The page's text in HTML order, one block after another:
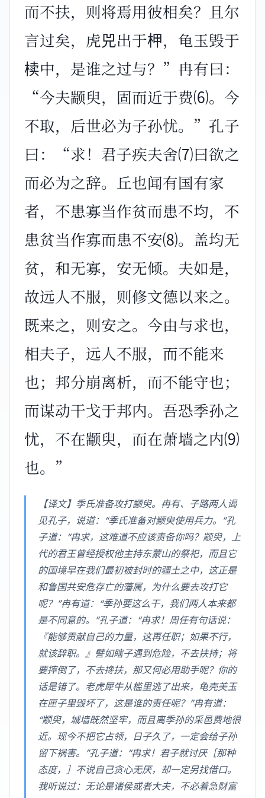
而不扶，则将焉用彼相矣？且尔
言过矣，虎兕出于柙，龟玉毁于
椟中，是谁之过与？”冉有曰：
“今夫颛臾，固而近于费⑹。今
不取，后世必为子孙忧。”孔子
曰：“求！君子疾夫舍⑺曰欲之
而必为之辞。丘也闻有国有家
者，不患寡当作贫而患不均，不
患贫当作寡而患不安⑻。盖均无
贫，和无寡，安无倾。夫如是，
故远人不服，则修文德以来之。
既来之，则安之。今由与求也，
相夫子，远人不服，而不能来
也；邦分崩离析，而不能守也；
而谋动干戈于邦内。吾恐季孙之
忧，不在颛臾，而在萧墙之内⑼
也。”
【译文】季氏准备攻打颛臾。冉有、子路两人谒
见孔子，说道：“季氏准备对颛臾使用兵力。”孔
子道：“冉求，这难道不应该责备你吗？颛臾，上
代的君王曾经授权他主持东蒙山的祭祀，而且它
的国境早在我们最初被封时的疆土之中，这正是
和鲁国共安危存亡的藩属，为什么要去攻打它
呢？”冉有道：“季孙要这么干，我们两人本来都
是不同意的。”孔子道：“冉求！周任有句话说：
『能够贡献自己的力量，这再任职；如果不行，
就该辞职。』譬如瞎子遇到危险，不去扶持；将
要摔倒了，不去搀扶，那又何必用助手呢？你的
话是错了。老虎犀牛从槛里逃了出来，龟壳美玉
在匣子里毁坏了，这是谁的责任呢？”冉有道：
“颛臾，城墙既然坚牢，而且离季孙的采邑费地很
近。现今不把它占领，日子久了，一定会给子孙
留下祸害。”孔子道：“冉求！君子就讨厌［那种
态度，］不说自己贪心无厌，却一定另找借口。
我听说过：无论是诸侯或者大夫，不必着急财富